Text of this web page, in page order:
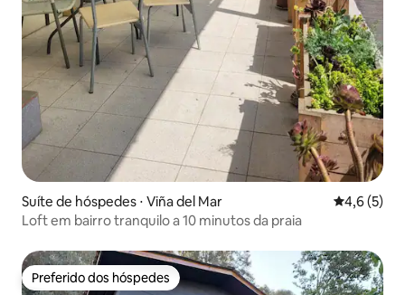
Suíte de hóspedes ⋅ Viña del Mar 4,6 de
4,6 (5)
Loft em bairro tranquilo a 10 minutos da praia
Preferido dos hóspedes
Preferido dos hóspedes